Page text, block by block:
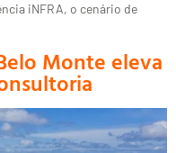
iNFRA, o cenário de
Monte eleva